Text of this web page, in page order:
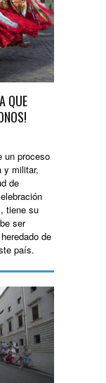
QUE
un proceso
y militar,
de
tiene su
ser
de
país.